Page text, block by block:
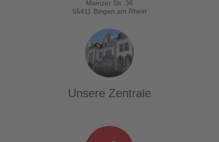
Mainzer Str. 36
55411 Bingen am Rhein
Unsere Zentrale